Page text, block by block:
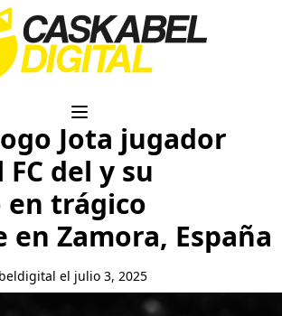
Jota jugador
del y su
trágico
en Zamora, España
el julio 3, 2025